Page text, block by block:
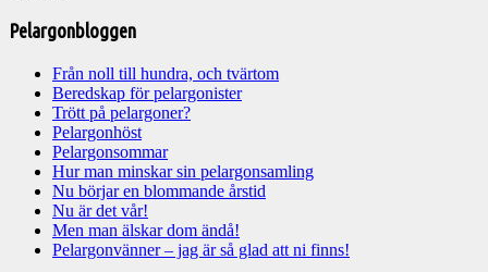
Pelargonbloggen
Från noll till hundra, och tvärtom
Beredskap för pelargonister
Trött på pelargoner?
Pelargonhöst
Pelargonsommar
Hur man minskar sin pelargonsamling
Nu börjar en blommande årstid
Nu är det vår!
Men man älskar dom ändå!
Pelargonvänner – jag är så glad att ni finns!